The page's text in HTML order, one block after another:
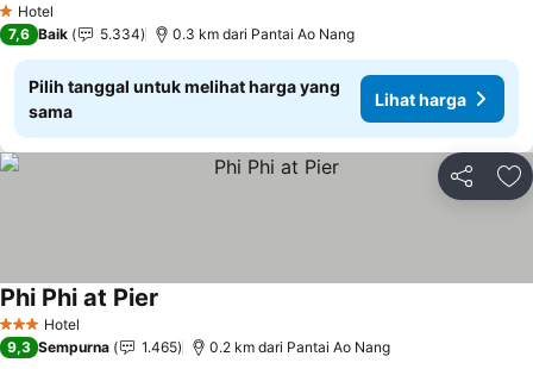
1 Bintang
Hotel
7,6 Baik 5.334 0.3 km dari Pantai Ao Nang
Pilih tanggal untuk melihat harga yang
sama
Lihat harga
Bagikan
3 BintangHotel
Phi Phi at Pier
9,3 Sempurna 1.465 0.2 km dari Pantai Ao Nang